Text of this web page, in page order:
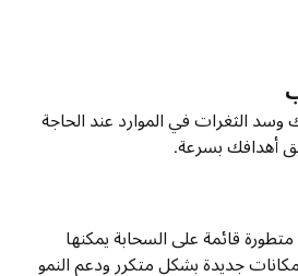
وسد الثغرات في الموارد عند الحاجة
أهدافك بسرعة.
قائمة على السحابة يمكنها
جديدة بشكل متكرر ودعم النمو